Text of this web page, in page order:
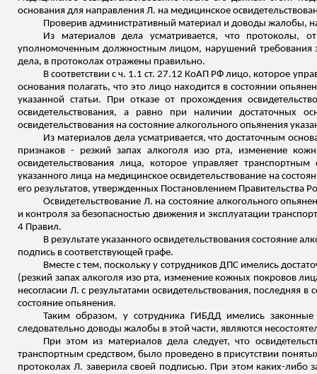
основания для направления Л. на медицинское
Проверив административный материал и доводы жалобы,
Из материалов дела усматривается, что протоколы,
уполномоченным должностным лицом, нарушений требования
дела, в протоколах отражены правильно.
В соответствии с ч. 1.1 ст. 27.12 КоАП РФ лицо, которое
основания полагать, что это лицо находится в состоянии
указанной статьи. При отказе от прохождения
освидетельствования, а равно при наличии достаточных
освидетельствования на состояние алкогольного опьянения
Из материалов дела усматривается, что достаточным
признаков - резкий запах алкоголя изо рта, изменение
освидетельствования лица, которое управляет
указанного лица на медицинское освидетельствование на
его результатов, утвержденных Постановлением Правительства
Освидетельствование Л. на состояние алкогольного
и контроля забезопасностью движения и эксплуатации
4 Правил.
В результате указанного освидетельствования состояние
подпись в соответствующей графе.
Вместе с тем, поскольку у сотрудников ДПС имелись
(резкий запах алкоголя изо рта, изменение кожных покровов
несогласии Л. с результатами освидетельствования,
состояние опьянения.
Таким образом, у сотрудника ГИБДД имелись законные
следовательно доводы жалобы в этой части, являются
При этом из материалов дела следует, что
транспортным средством, было проведено в присутствии
протоколах Л. заверила своей подписью. При этом каких-либо